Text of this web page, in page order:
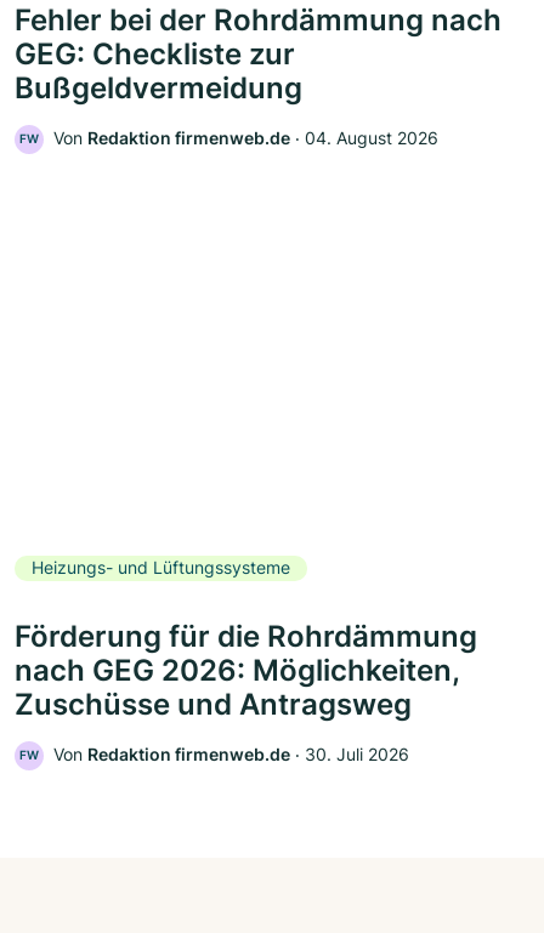
Fehler bei der Rohrdämmung nach
GEG: Checkliste zur
Bußgeldvermeidung
FW Von Redaktion firmenweb.de ‧ 04. August 2026
Heizungs- und Lüftungssysteme
Förderung für die Rohrdämmung
nach GEG 2026: Möglichkeiten,
Zuschüsse und Antragsweg
FW Von Redaktion firmenweb.de ‧ 30. Juli 2026